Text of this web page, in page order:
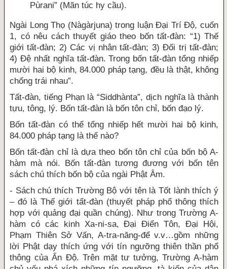
Pùrani” (Mãn túc hy cầu).
Ngài Long Thọ (Nàgàrjuna) trong luận Đại Trí Độ, cuốn
1, có nêu cách thuyết giáo theo bốn tất-đàn: “1) Thế
giới tất-đàn; 2) Các vị nhân tất-đàn; 3) Đối trị tất-đàn;
4) Đệ nhất nghĩa tất-đàn. Trong bốn tất-đàn tổng nhiếp
mười hai bộ kinh, 84.000 pháp tạng, đều là thật, không
chống trái nhau”.
Tất-đàn, tiếng Phạn là “Siddhànta”, dịch nghĩa là thành
tựu, tông, lý. Bốn tất-đàn là bốn tôn chỉ, bốn đạo lý.
Bốn tất-đàn có thể tổng nhiếp hết mười hai bộ kinh,
84.000 pháp tạng là thế nào?
Bốn tất-đàn chỉ là dựa theo bốn tôn chỉ của bốn bộ A-
hàm mà nói. Bốn tất-đàn tương đương với bốn tên
sách chú thích bốn bộ của ngài Phật Âm.
- Sách chú thích Trường Bộ với tên là Tốt lành thích ý
– đó là Thế giới tất-đàn (thuyết pháp phổ thông thích
hợp với quảng đại quần chúng). Như trong Trường A-
hàm có các kinh Xa-ni-sa, Đại Điển Tôn, Đại Hội,
Phạm Thiên Sở Vấn, A-tra-năng-để v.v…gồm những
lời Phật dạy thích ứng với tín ngưỡng thiên thần phổ
thông của Ấn Độ. Trên mặt tư tưởng, Trường A-hàm